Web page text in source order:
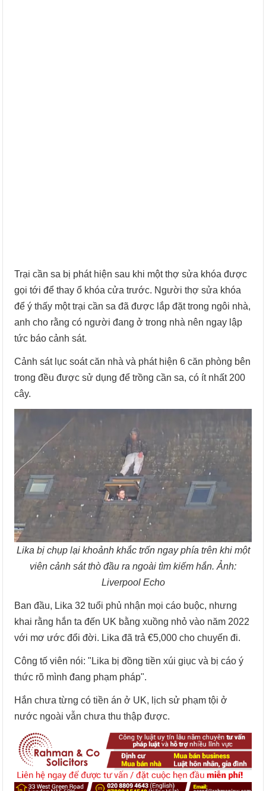
Trại cần sa bị phát hiện sau khi một thợ sửa khóa được
gọi tới để thay ổ khóa cửa trước. Người thợ sửa khóa
để ý thấy một trại cần sa đã được lắp đặt trong ngôi nhà,
anh cho rằng có người đang ở trong nhà nên ngay lập
tức báo cảnh sát.
Cảnh sát lục soát căn nhà và phát hiện 6 căn phòng bên
trong đều được sử dụng để trồng cần sa, có ít nhất 200
cây.
Lika bị chụp lại khoảnh khắc trốn ngay phía trên khi một
viên cảnh sát thò đầu ra ngoài tìm kiếm hắn. Ảnh:
Liverpool Echo
Ban đầu, Lika 32 tuổi phủ nhận mọi cáo buộc, nhưng
khai rằng hắn ta đến UK bằng xuồng nhỏ vào năm 2022
với mơ ước đổi đời. Lika đã trả €5,000 cho chuyến đi.
Công tố viên nói: "Lika bị đồng tiền xúi giục và bị cáo ý
thức rõ mình đang phạm pháp".
Hắn chưa từng có tiền án ở UK, lịch sử phạm tội ở
nước ngoài vẫn chưa thu thập được.